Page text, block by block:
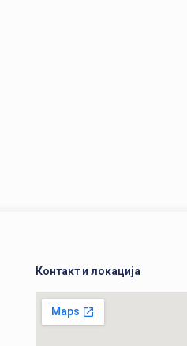
Контакт и локација